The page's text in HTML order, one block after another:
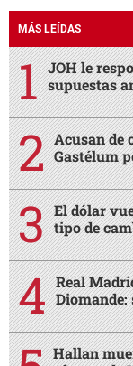
MÁS LEÍDAS
JOH le
supuestas
Acusan de
Gastélum
El dólar
tipo de
Real
Hallan